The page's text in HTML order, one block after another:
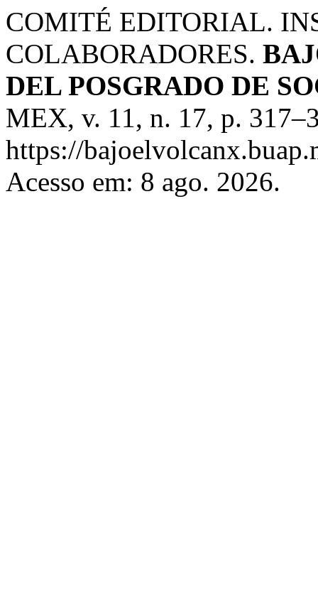
COMITÉ EDITORIAL.
COLABORADORES.
DEL POSGRADO DE
MEX, v. 11, n. 17, p.
https://
Acesso em: 8 ago. 2026.